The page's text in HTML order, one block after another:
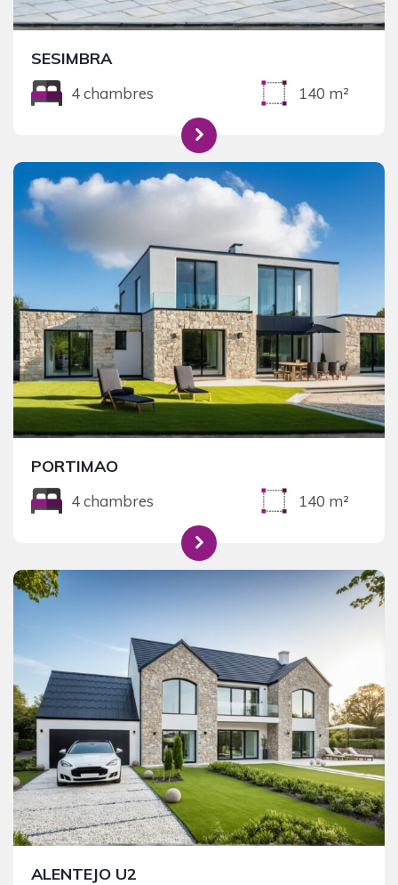
SESIMBRA
4 chambres 140 m²
PORTIMAO
4 chambres 140 m²
ALENTEJO U2